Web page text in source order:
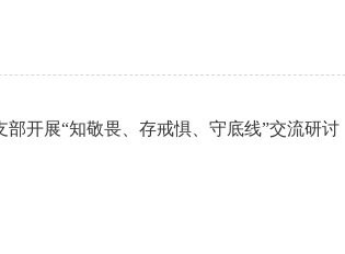
开展“知敬畏、存戒惧、守底线”交流研讨